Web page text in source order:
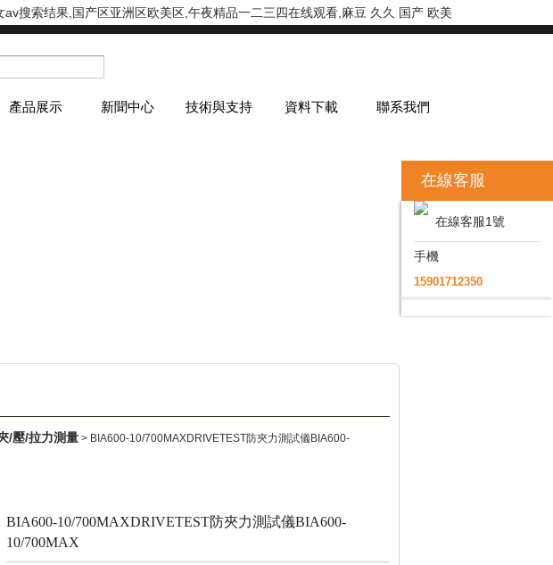
搜索结果,国产区亚洲区欧美区,午夜精品一二三四在线观看,麻豆 久久 国产 欧美
產品展示 新聞中心 技術與支持 資料下載 聯系我們
/壓/拉力測量 > BIA600-10/700MAXDRIVETEST防夾力測試儀BIA600-
BIA600-10/700MAXDRIVETEST防夾力測試儀BIA600-
10/700MAX
在線客服
在線客服1號
手機
15901712350